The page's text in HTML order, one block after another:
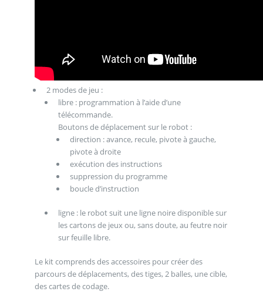
2 modes de jeu :
libre : programmation à l’aide d’une
télécommande.
Boutons de déplacement sur le robot :
direction : avance, recule, pivote à gauche,
pivote à droite
exécution des instructions
suppression du programme
boucle d’instruction
ligne : le robot suit une ligne noire disponible sur
les cartons de jeux ou, sans doute, au feutre noir
sur feuille libre.
Le kit comprends des accessoires pour créer des
parcours de déplacements, des tiges, 2 balles, une cible,
des cartes de codage.